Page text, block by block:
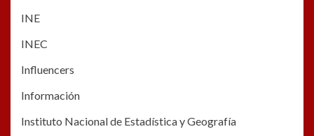
INE
INEC
Influencers
Información
Instituto Nacional de Estadística y Geografía